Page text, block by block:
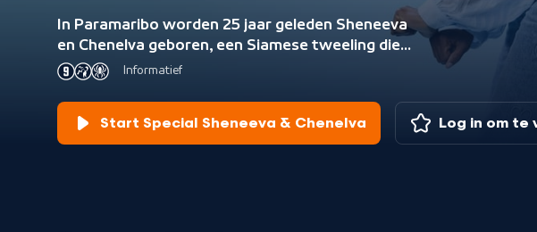
In Paramaribo worden 25 jaar geleden Sheneeva
en Chenelva geboren, een Siamese tweeling die
met het achterhoofd is vergroeid en een bloedvat
delen. Scheiding is onmogelijk, maar ze leven
voluit en werken aan hun droom: zo zelfstandig
mogelijk op eigen benen staan.
Informatief
Start Special Sheneeva & Chenelva Log in om te